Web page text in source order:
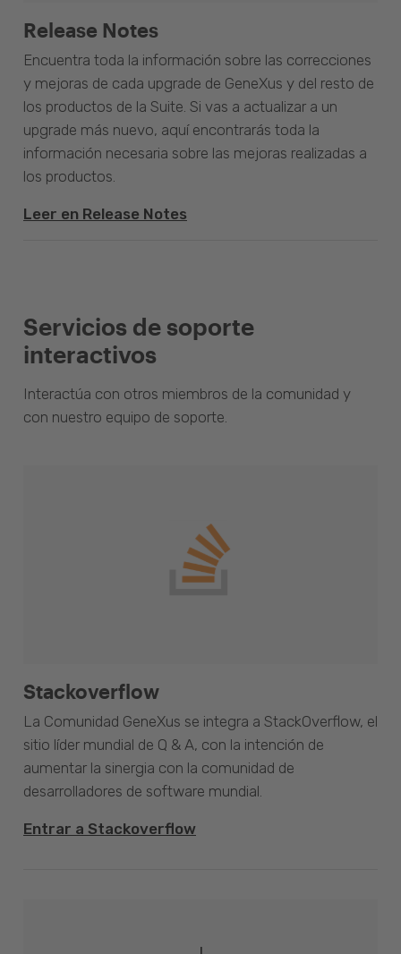
Release Notes
Encuentra toda la información sobre las correcciones
y mejoras de cada upgrade de GeneXus y del resto de
los productos de la Suite. Si vas a actualizar a un
upgrade más nuevo, aquí encontrarás toda la
información necesaria sobre las mejoras realizadas a
los productos.
Leer en Release Notes
Servicios de soporte
interactivos
Interactúa con otros miembros de la comunidad y
con nuestro equipo de soporte.
Stackoverflow
La Comunidad GeneXus se integra a StackOverflow, el
sitio líder mundial de Q & A, con la intención de
aumentar la sinergia con la comunidad de
desarrolladores de software mundial.
Entrar a Stackoverflow